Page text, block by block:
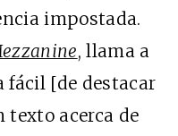
impostada.
, llama a
[de destacar
acerca de